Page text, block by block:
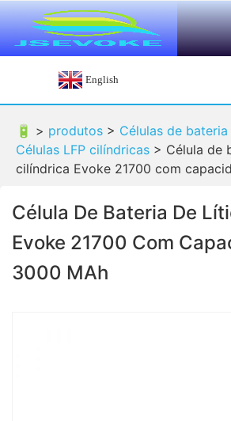
English
🔋 > produtos > Células de bateria
Células LFP cilíndricas > Célula de
cilíndrica Evoke 21700 com
Célula De Bateria De
Evoke 21700 Com
3000 MAh